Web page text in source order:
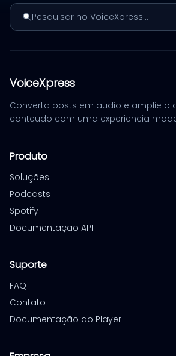
Pesquisar no VoiceXpress...
VoiceXpress
Converta posts em audio e amplie o
conteudo com uma experiencia
Produto
Soluções
Podcasts
Spotify
Documentação API
Suporte
FAQ
Contato
Documentação do Player